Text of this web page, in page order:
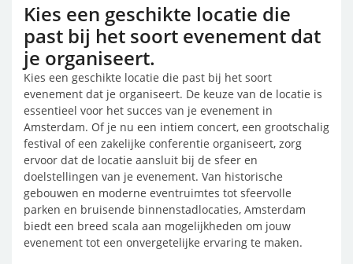
Kies een geschikte locatie die
past bij het soort evenement dat
je organiseert.
Kies een geschikte locatie die past bij het soort
evenement dat je organiseert. De keuze van de locatie is
essentieel voor het succes van je evenement in
Amsterdam. Of je nu een intiem concert, een grootschalig
festival of een zakelijke conferentie organiseert, zorg
ervoor dat de locatie aansluit bij de sfeer en
doelstellingen van je evenement. Van historische
gebouwen en moderne eventruimtes tot sfeervolle
parken en bruisende binnenstadlocaties, Amsterdam
biedt een breed scala aan mogelijkheden om jouw
evenement tot een onvergetelijke ervaring te maken.